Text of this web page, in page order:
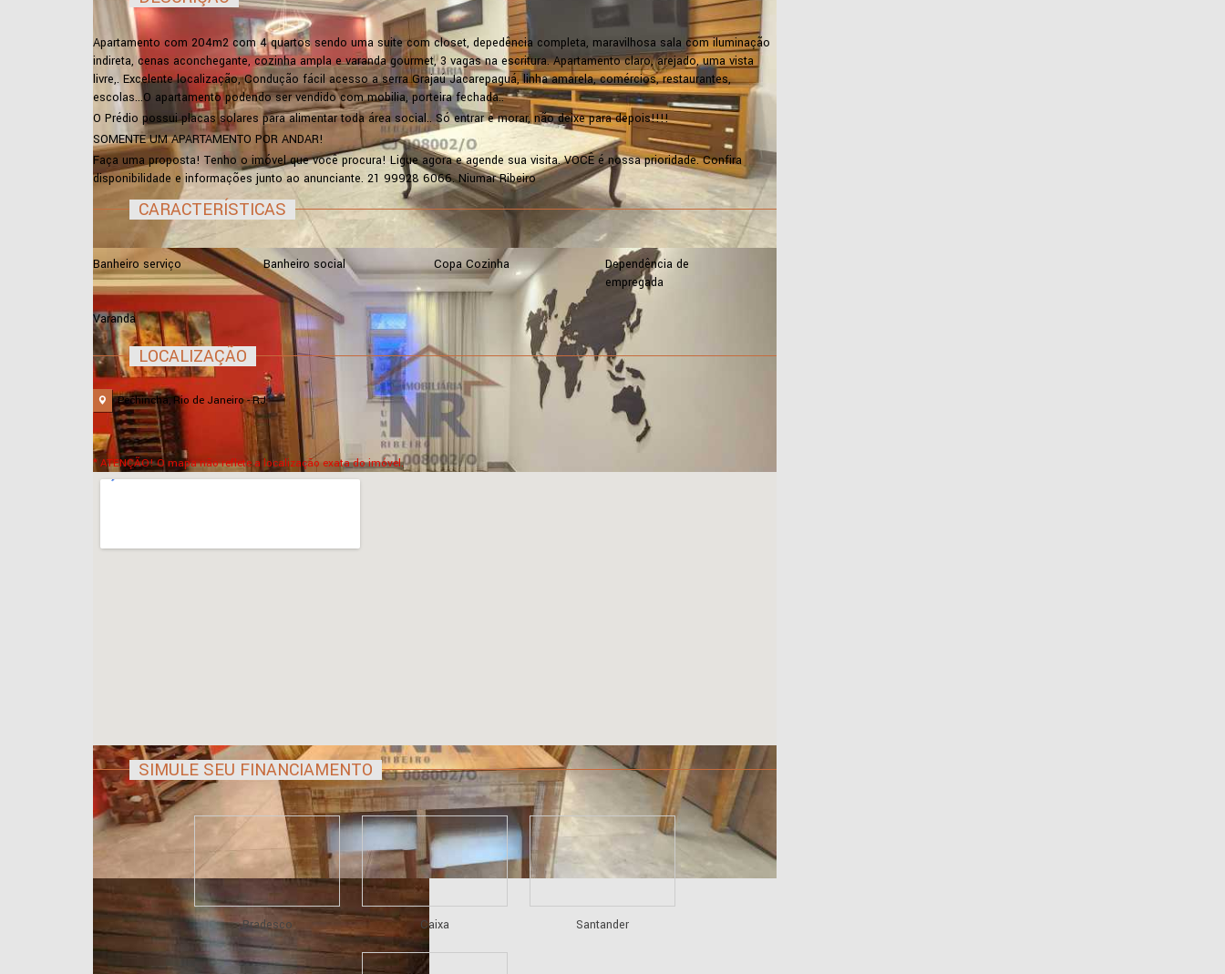
Apartamento com 204m2 com 4 quartos sendo uma suite com closet, depedência completa, maravilhosa sala com iluminação
indireta, cenas aconchegante, cozinha ampla e varanda gourmet, 3 vagas na escritura. Apartamento claro, arejado, uma vista
livre,. Excelente localização, Condução fácil acesso a serra Grajaú Jacarepaguá, linha amarela, comércios, restaurantes,
escolas...O apartamento podendo ser vendido com mobilia, porteira fechada..
O Prédio possui placas solares para alimentar toda área social.. Só entrar e morar, não deixe para depois!!!!
SOMENTE UM APARTAMENTO POR ANDAR!
Faça uma proposta! Tenho o imóvel que você procura! Ligue agora e agende sua visita. VOCÊ é nossa prioridade. Confira
disponibilidade e informações junto ao anunciante. 21 99928 6066. Niumar Ribeiro
CARACTERÍSTICAS
Banheiro serviço Banheiro social Copa Cozinha
Dependência de
empregada
Varanda
LOCALIZAÇÃO
Pechincha, Rio de Janeiro - RJ
* ATENÇÃO! O mapa não reflete a localização exata do imóvel.
SIMULE SEU FINANCIAMENTO
Bradesco Caixa Santander